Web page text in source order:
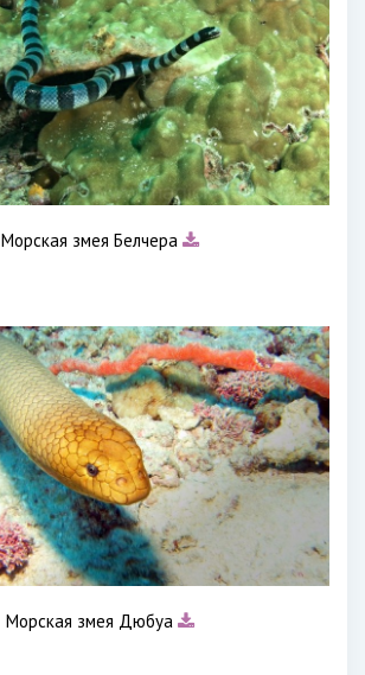
Морская змея Белчера
Морская змея Дюбуа